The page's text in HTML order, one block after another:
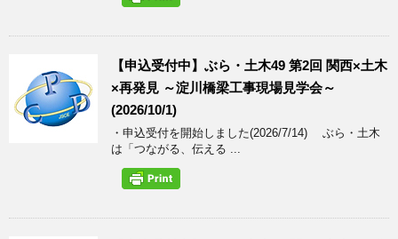
【申込受付中】ぶら・土木49 第2回 関西×土木
×再発見 ～淀川橋梁工事現場見学会～
(2026/10/1)
・申込受付を開始しました(2026/7/14) ぶら・土木
は「つながる、伝える ...